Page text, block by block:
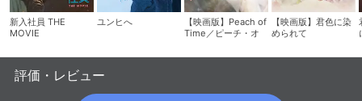
会員設定 会員情報 閉じる
会員情報変更
新入社員 THE
MOVIE
ユンヒへ
【映画版】Peach of
Time／ピーチ・オ
【映画版】君色に染
められて
評価・レビュー